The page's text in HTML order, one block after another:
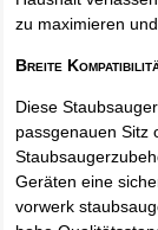
zu maximieren
Breite
Diese
passgenauen Sitz
Geräten eine
vorwerk